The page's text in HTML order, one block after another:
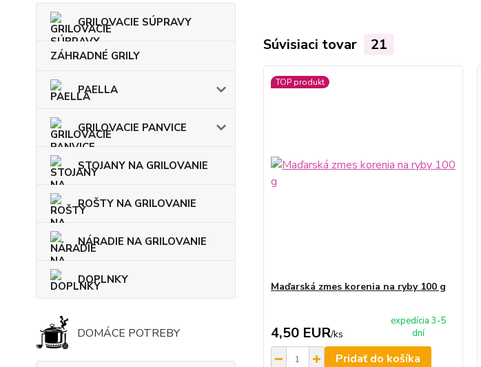
GRILOVACIE SÚPRAVY
ZÁHRADNÉ GRILY
PAELLA
GRILOVACIE PANVICE
STOJANY NA GRILOVANIE
ROŠTY NA GRILOVANIE
NÁRADIE NA GRILOVANIE
DOPLNKY
DOMÁCE POTREBY
Súvisiaci tovar 21
TOP produkt
Maďarská zmes korenia na ryby 100 g
4,50 EUR/ks
expedícia 3-5
dní
Pridať do košíka